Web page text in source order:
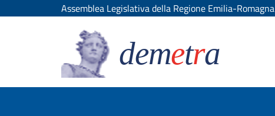
Assemblea Legislativa della Regione Emilia-Romagna
demetra